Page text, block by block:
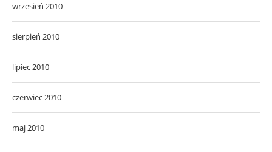
wrzesień 2010
sierpień 2010
lipiec 2010
czerwiec 2010
maj 2010